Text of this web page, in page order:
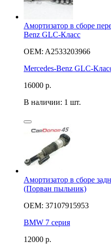
Амортизатор в сборе
Benz GLC-Класс
OEM: A2533203966
Mercedes-Benz GLC-
16000 р.
В наличии: 1 шт.
Амортизатор в сборе
(Порван пыльник)
OEM: 37107915953
BMW 7 серия
12000 р.